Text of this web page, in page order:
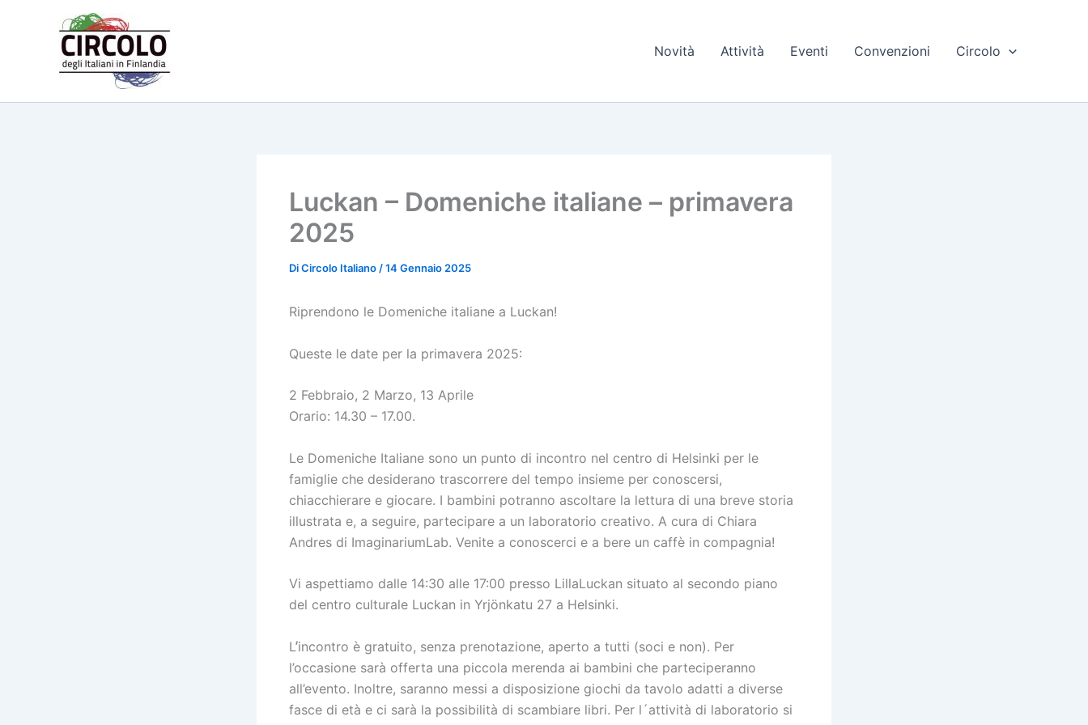
Novità Attività Eventi Convenzioni Circolo
Luckan – Domeniche italiane – primavera
2025
DiCircolo Italiano /14 Gennaio 2025
Riprendono le Domeniche italiane a Luckan!
Queste le date per la primavera 2025:
2 Febbraio, 2 Marzo, 13 Aprile
Orario: 14.30 – 17.00.
Le Domeniche Italiane sono un punto di incontro nel centro di Helsinki per le
famiglie che desiderano trascorrere del tempo insieme per conoscersi,
chiacchierare e giocare. I bambini potranno ascoltare la lettura di una breve storia
illustrata e, a seguire, partecipare a un laboratorio creativo. A cura di Chiara
Andres di ImaginariumLab. Venite a conoscerci e a bere un caffè in compagnia!
Vi aspettiamo dalle 14:30 alle 17:00 presso LillaLuckan situato al secondo piano
del centro culturale Luckan in Yrjönkatu 27 a Helsinki.
L’́incontro è gratuito, senza prenotazione, aperto a tutti (soci e non). Per
l’occasione sarà offerta una piccola merenda ai bambini che parteciperanno
all’evento. Inoltre, saranno messi a disposizione giochi da tavolo adatti a diverse
fasce di età e ci sarà la possibilità di scambiare libri. Per l´attività di laboratorio si